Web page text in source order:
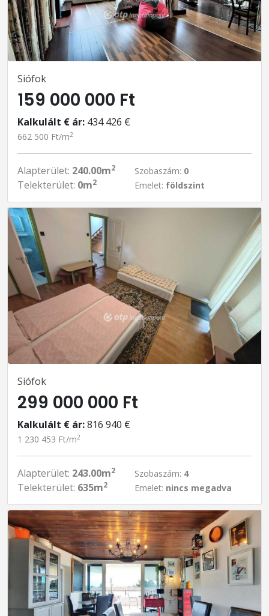
Siófok
159 000 000 Ft
Kalkulált € ár: 434 426 €
662 500 Ft/m2
Alapterület: 240.00m2
Telekterület: 0m2
Szobaszám: 0
Emelet: földszint
Siófok
299 000 000 Ft
Kalkulált € ár:816 940 €
1 230 453 Ft/m2
Alapterület: 243.00m2
Telekterület: 635m2
Szobaszám: 4
Emelet: nincs megadva